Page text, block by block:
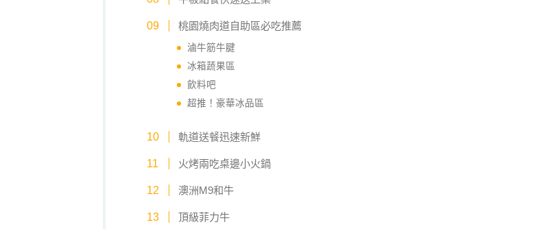
桃園燒肉道自助區必吃推薦
滷牛筋牛腱
冰箱蔬果區
飲料吧
超推！豪華冰品區
軌道送餐迅速新鮮
火烤兩吃桌邊小火鍋
澳洲M9和牛
頂級菲力牛